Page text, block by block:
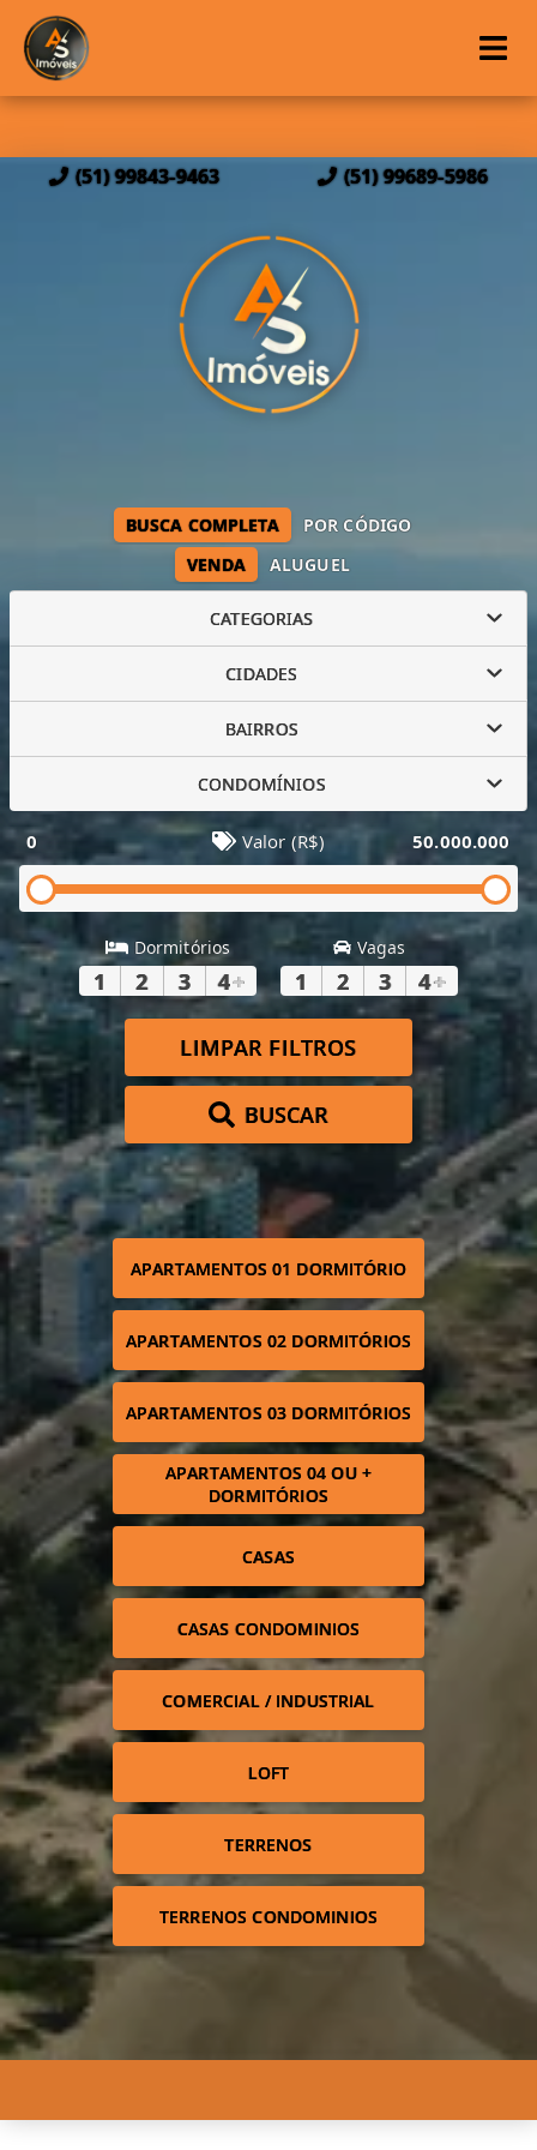
(51) 99843-9463 (51) 99689-5986
VENDA ALUGUEL
BUSCA COMPLETA POR CÓDIGO
CATEGORIAS
CIDADES
BAIRROS
CONDOMÍNIOS
0 Valor (R$) 50.000.000
Dormitórios
1 2 3 4+
Vagas
1 2 3 4+
LIMPAR FILTROS
BUSCAR
APARTAMENTOS 01 DORMITÓRIO
APARTAMENTOS 02 DORMITÓRIOS
APARTAMENTOS 03 DORMITÓRIOS
APARTAMENTOS 04 OU +
DORMITÓRIOS
CASAS
CASAS CONDOMINIOS
COMERCIAL / INDUSTRIAL
LOFT
TERRENOS
TERRENOS CONDOMINIOS